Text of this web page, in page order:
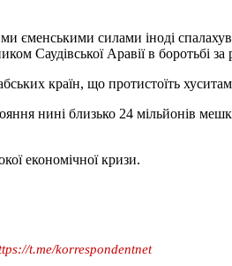
силами іноді
Саудівської Аравії в боротьбі за
країн, що протистоїть
нині близько 24 мільйонів
економічної кризи.
t.me/korrespondentnet